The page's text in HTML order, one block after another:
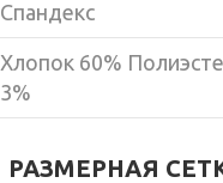
Спандекс
Хлопок 60%
3%
РАЗМЕРНАЯ